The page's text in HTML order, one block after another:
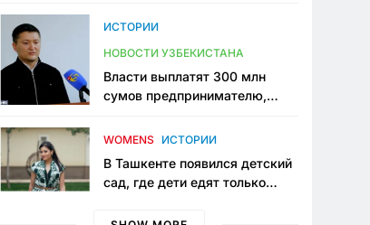
одно общественное
ИСТОРИИ
НОВОСТИ УЗБЕКИСТАНА
Власти выплатят 300 млн
сумов предпринимателю,
тюрьме по незаконному
WOMENS ИСТОРИИ
В Ташкенте появился детский
сад, где дети едят только
мама, которая устала просить